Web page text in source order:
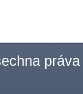
práva